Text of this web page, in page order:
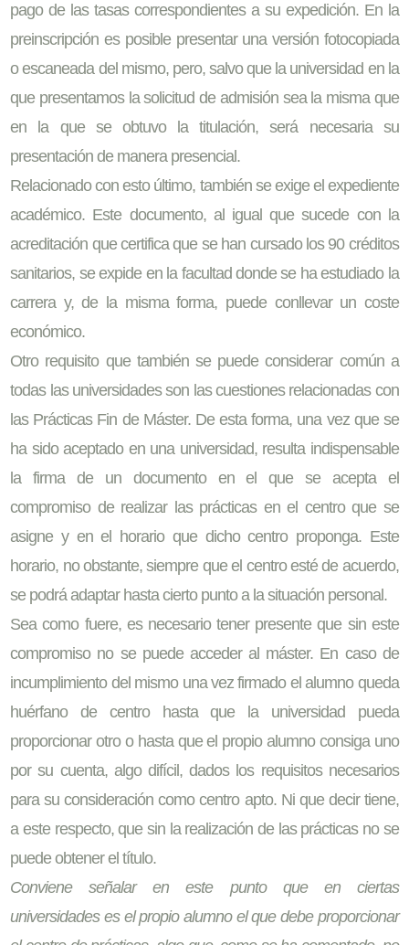
pago de las tasas correspondientes a su expedición. En la
preinscripción es posible presentar una versión fotocopiada
o escaneada del mismo, pero, salvo que la universidad en la
que presentamos la solicitud de admisión sea la misma que
en la que se obtuvo la titulación, será necesaria su
presentación de manera presencial.
Relacionado con esto último, también se exige el expediente
académico. Este documento, al igual que sucede con la
acreditación que certifica que se han cursado los 90 créditos
sanitarios, se expide en la facultad donde se ha estudiado la
carrera y, de la misma forma, puede conllevar un coste
económico.
Otro requisito que también se puede considerar común a
todas las universidades son las cuestiones relacionadas con
las Prácticas Fin de Máster. De esta forma, una vez que se
ha sido aceptado en una universidad, resulta indispensable
la firma de un documento en el que se acepta el
compromiso de realizar las prácticas en el centro que se
asigne y en el horario que dicho centro proponga. Este
horario, no obstante, siempre que el centro esté de acuerdo,
se podrá adaptar hasta cierto punto a la situación personal.
Sea como fuere, es necesario tener presente que sin este
compromiso no se puede acceder al máster. En caso de
incumplimiento del mismo una vez firmado el alumno queda
huérfano de centro hasta que la universidad pueda
proporcionar otro o hasta que el propio alumno consiga uno
por su cuenta, algo difícil, dados los requisitos necesarios
para su consideración como centro apto. Ni que decir tiene,
a este respecto, que sin la realización de las prácticas no se
puede obtener el título.
Conviene señalar en este punto que en ciertas
universidades es el propio alumno el que debe proporcionar